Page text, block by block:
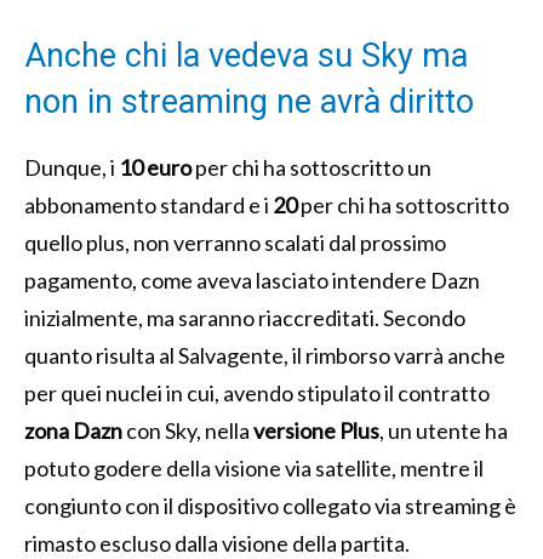
Anche chi la vedeva su Sky ma
non in streaming ne avrà diritto
Dunque, i 10 europer chi ha sottoscritto un
abbonamento standard e i 20per chi ha sottoscritto
quello plus, non verranno scalati dal prossimo
pagamento, come aveva lasciato intendere Dazn
inizialmente, ma saranno riaccreditati. Secondo
quanto risulta al Salvagente, il rimborso varrà anche
per quei nuclei in cui, avendo stipulato il contratto
zona Dazncon Sky, nellaversione Plus, un utente ha
potuto godere della visione via satellite, mentre il
congiunto con il dispositivo collegato via streaming è
rimasto escluso dalla visione della partita.